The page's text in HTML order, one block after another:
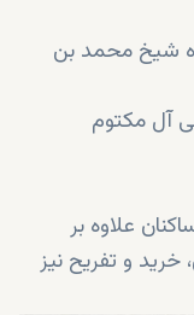
شیخ محمد بن
آل مکتوم
علاوه بر
خرید و تفریح نیز